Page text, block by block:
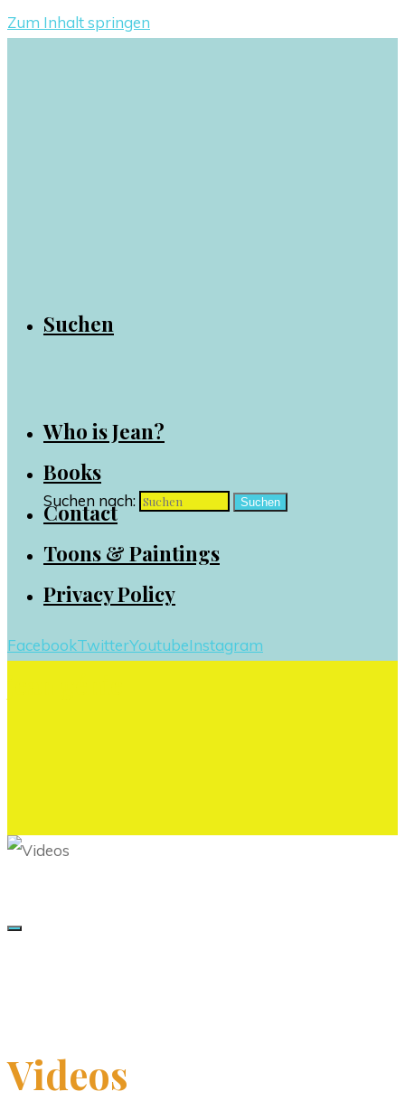
Zum Inhalt springen
Suchen
Suchen nach: Suchen
Who is Jean?
Books
Contact
Toons & Paintings
Privacy Policy
FacebookTwitterYoutubeInstagram
Videos